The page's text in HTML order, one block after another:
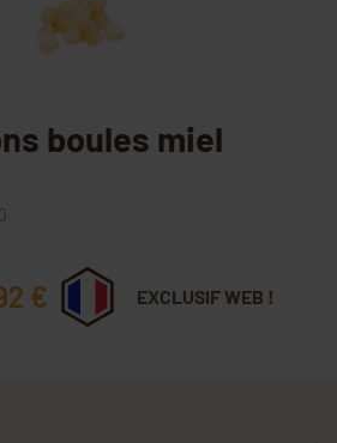
boules miel
€ EXCLUSIF WEB !